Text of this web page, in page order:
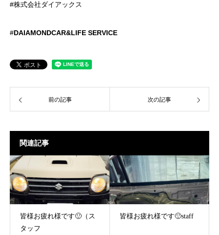
#株式会社ダイアックス
#DAIAMONDCAR&LIFE SERVICE
前の記事 次の記事
関連記事
皆様お疲れ様です🙂（ス
タッフ
皆様お疲れ様です🙂staff